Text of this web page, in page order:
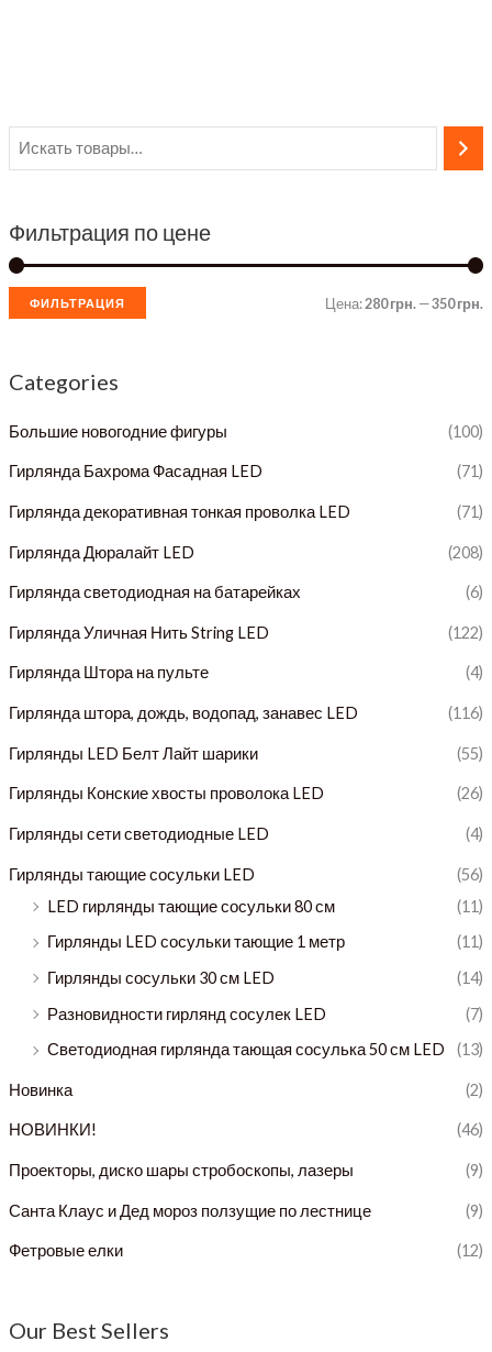
Фильтрация по цене
ФИЛЬТРАЦИЯ Цена:280 грн.—350 грн.
Categories
Большие новогодние фигуры (100)
Гирлянда Бахрома Фасадная LED (71)
Гирлянда декоративная тонкая проволка LED (71)
Гирлянда Дюралайт LED (208)
Гирлянда светодиодная на батарейках (6)
Гирлянда Уличная Нить String LED (122)
Гирлянда Штора на пульте (4)
Гирлянда штора, дождь, водопад, занавес LED (116)
Гирлянды LED Белт Лайт шарики (55)
Гирлянды Конские хвосты проволока LED (26)
Гирлянды сети светодиодные LED (4)
Гирлянды тающие сосульки LED
(56)
LED гирлянды тающие сосульки 80 см
(11)
Гирлянды LED сосульки тающие 1 метр
(11)
Гирлянды сосульки 30 см LED
(14)
Разновидности гирлянд сосулек LED
(7)
Светодиодная гирлянда тающая сосулька 50 см LED
(13)
Новинка (2)
НОВИНКИ! (46)
Проекторы, диско шары стробоскопы, лазеры (9)
Санта Клаус и Дед мороз ползущие по лестнице (9)
Фетровые елки (12)
Our Best Sellers